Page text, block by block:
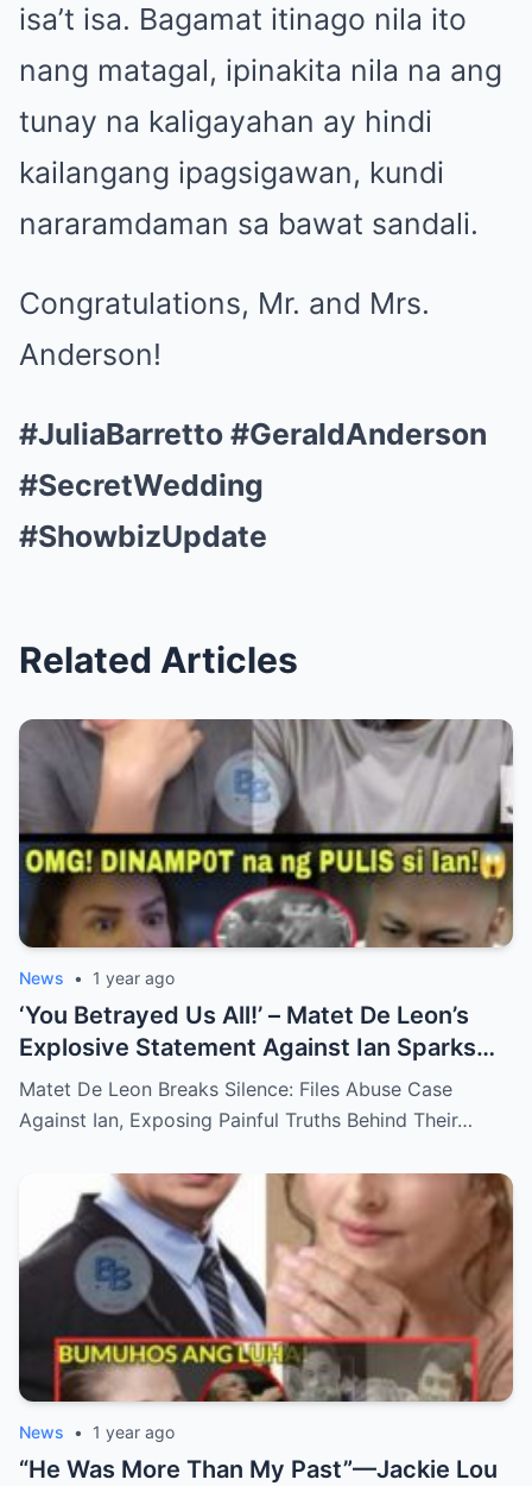
isa’t isa. Bagamat itinago nila ito
nang matagal, ipinakita nila na ang
tunay na kaligayahan ay hindi
kailangang ipagsigawan, kundi
nararamdaman sa bawat sandali.
Congratulations, Mr. and Mrs.
Anderson!
#JuliaBarretto #GeraldAnderson
#SecretWedding
#ShowbizUpdate
Related Articles
News • 1 year ago
‘You Betrayed Us All!’ – Matet De Leon’s
Explosive Statement Against Ian Sparks
National Outrage Over Family Secrets and
Long-Buried Conflicts
Matet De Leon Breaks Silence: Files Abuse Case
Against Ian, Exposing Painful Truths Behind Their…
News • 1 year ago
“He Was More Than My Past”—Jackie Lou